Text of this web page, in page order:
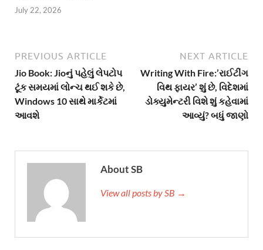
July 22, 2026
PREVIOUS ARTICLE
Jio Book: Jioનું પહેલું લેપટોપ
ટૂંક સમયમાં લોન્ચ થઈ શકે છે,
Windows 10 સાથે માર્કેટમાં
આવશે
NEXT ARTICLE
Writing With Fire:’રાઈટીંગ
વિથ ફાયર’ શું છે, વિદેશમાં
ડોક્યુમેન્ટરી વિશે શું કહેવામાં
આવ્યું? બધું જાણો
About SB
View all posts by SB →